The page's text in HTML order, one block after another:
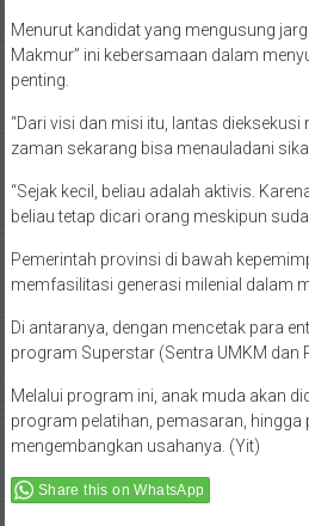
Menurut kandidat yang mengusung
Makmur” ini kebersamaan dalam
penting.
“Dari visi dan misi itu, lantas
zaman sekarang bisa menauladani
“Sejak kecil, beliau adalah aktivis.
beliau tetap dicari orang meskipun
Pemerintah provinsi di bawah
memfasilitasi generasi milenial dalam
Di antaranya, dengan mencetak para
program Superstar (Sentra UMKM dan
Melalui program ini, anak muda akan
program pelatihan, pemasaran,
mengembangkan usahanya. (Yit)
Share this on WhatsApp